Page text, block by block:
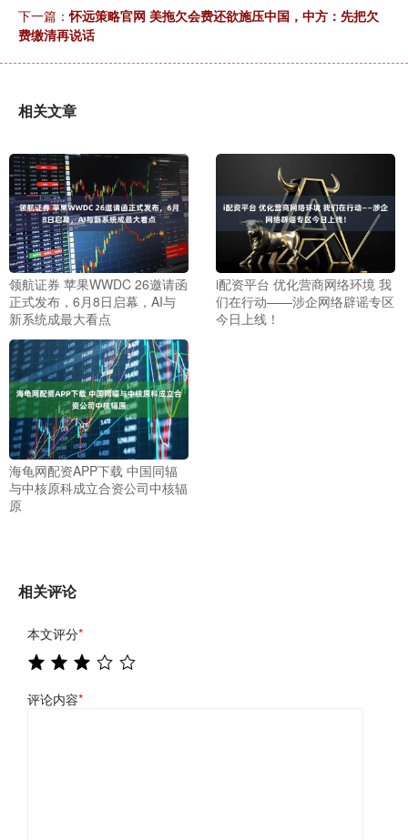
下一篇：怀远策略官网 美拖欠会费还欲施压中国，中方：先把欠
费缴清再说话
相关文章
领航证券 苹果WWDC 26邀请函
正式发布，6月8日启幕，AI与
新系统成最大看点
i配资平台 优化营商网络环境 我
们在行动——涉企网络辟谣专区
今日上线！
海龟网配资APP下载 中国同辐
与中核原科成立合资公司中核辐
原
相关评论
本文评分*
评论内容*